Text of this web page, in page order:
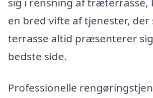
en bred vifte af tjenester, der
terrasse altid præsenterer
bedste side.
Professionelle